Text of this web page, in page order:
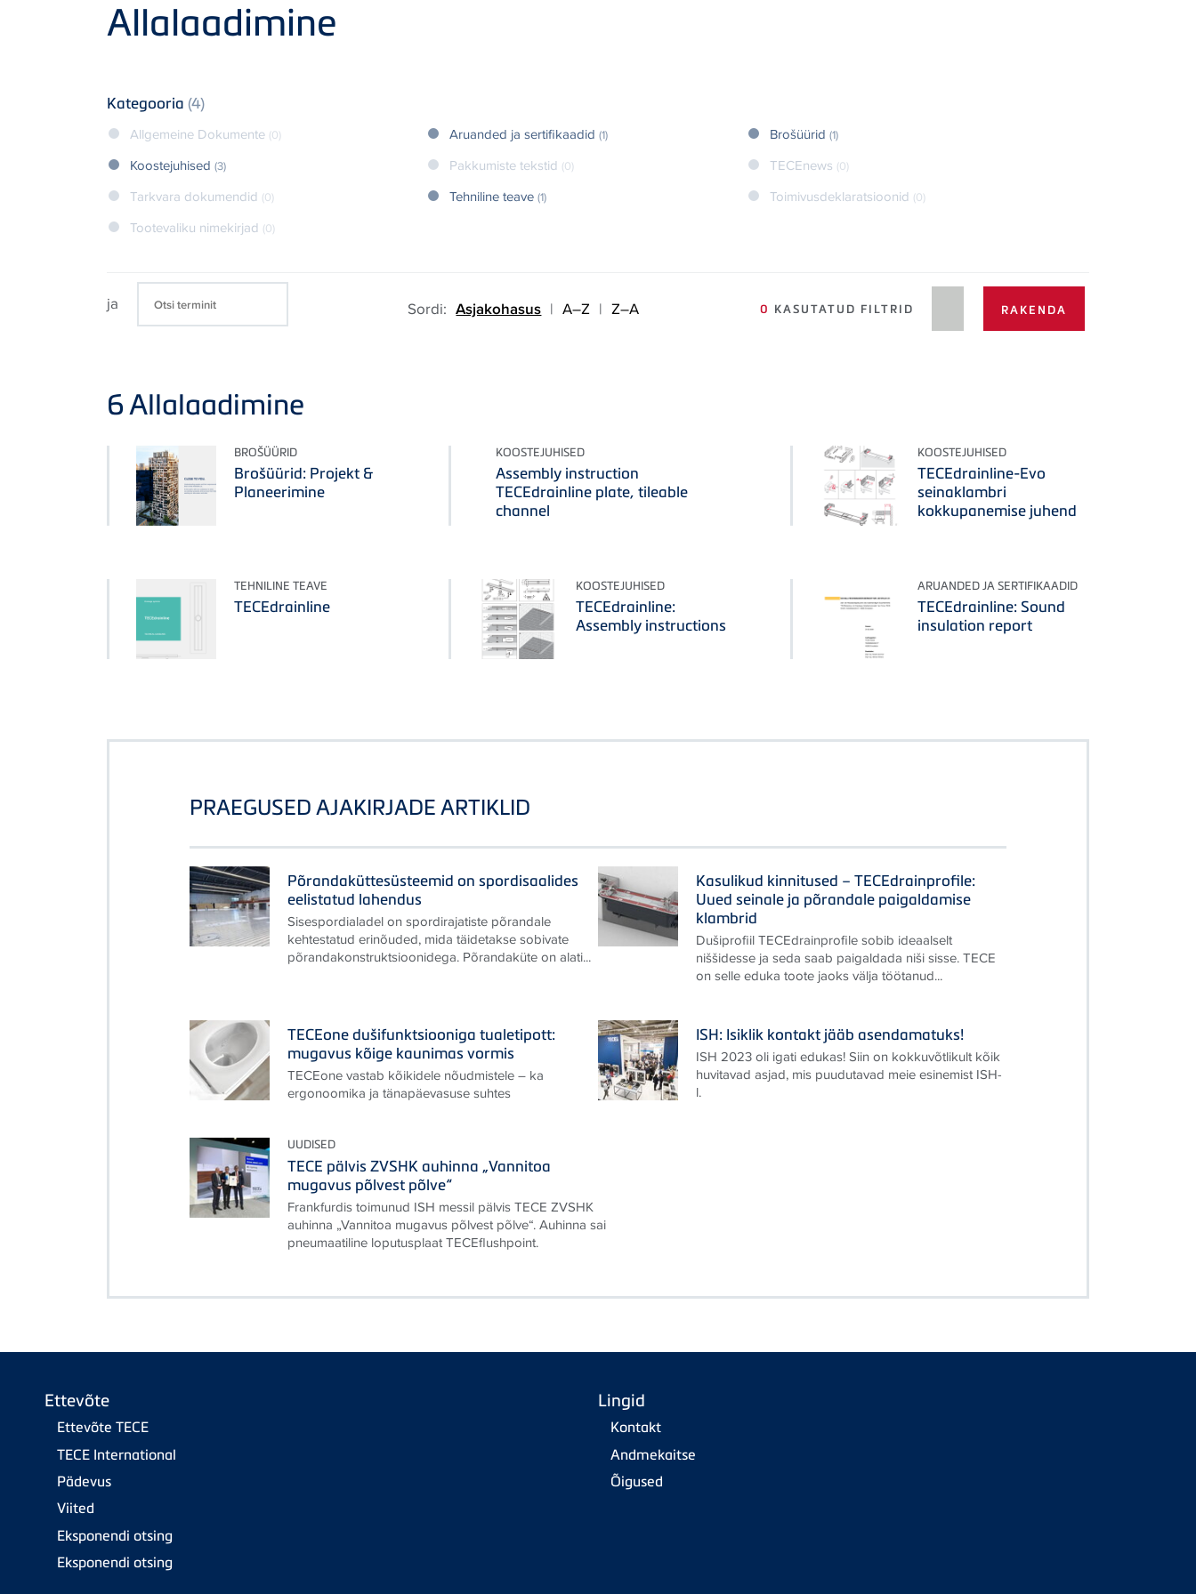
Allalaadimine
Kategooria (4)
Allgemeine Dokumente (0) Aruanded ja sertifikaadid (1) Brošüürid (1)
Koostejuhised (3) Pakkumiste tekstid (0) TECEnews (0)
Tarkvara dokumendid (0) Tehniline teave (1) Toimivusdeklaratsioonid (0)
Tootevaliku nimekirjad (0)
ja Sordi: Asjakohasus | A–Z | Z–A 0 KASUTATUD FILTRID
6Allalaadimine
BROŠÜÜRID
Brošüürid: Projekt &
Planeerimine
KOOSTEJUHISED
Assembly instruction
TECEdrainline plate, tileable
channel
KOOSTEJUHISED
TECEdrainline-Evo
seinaklambri
kokkupanemise juhend
TEHNILINE TEAVE
TECEdrainline
KOOSTEJUHISED
TECEdrainline:
Assembly instructions
ARUANDED JA SERTIFIKAADID
TECEdrainline: Sound
insulation report
PRAEGUSED AJAKIRJADE ARTIKLID
Põrandaküttesüsteemid on spordisaalides
eelistatud lahendus
Sisespordialadel on spordirajatiste põrandale
kehtestatud erinõuded, mida täidetakse sobivate
põrandakonstruktsioonidega. Põrandaküte on alati...
Kasulikud kinnitused – TECEdrainprofile:
Uued seinale ja põrandale paigaldamise
klambrid
Dušiprofiil TECEdrainprofile sobib ideaalselt
niššidesse ja seda saab paigaldada niši sisse. TECE
on selle eduka toote jaoks välja töötanud...
TECEone dušifunktsiooniga tualetipott:
mugavus kõige kaunimas vormis
TECEone vastab kõikidele nõudmistele – ka
ergonoomika ja tänapäevasuse suhtes
ISH: Isiklik kontakt jääb asendamatuks!
ISH 2023 oli igati edukas! Siin on kokkuvõtlikult kõik
huvitavad asjad, mis puudutavad meie esinemist ISH-
l.
UUDISED
TECE pälvis ZVSHK auhinna „Vannitoa
mugavus põlvest põlve“
Frankfurdis toimunud ISH messil pälvis TECE ZVSHK
auhinna „Vannitoa mugavus põlvest põlve“. Auhinna sai
pneumaatiline loputusplaat TECEflushpoint.
Ettevõte
Ettevõte TECE
TECE International
Pädevus
Viited
Eksponendi otsing
Eksponendi otsing
Lingid
Kontakt
Andmekaitse
Õigused